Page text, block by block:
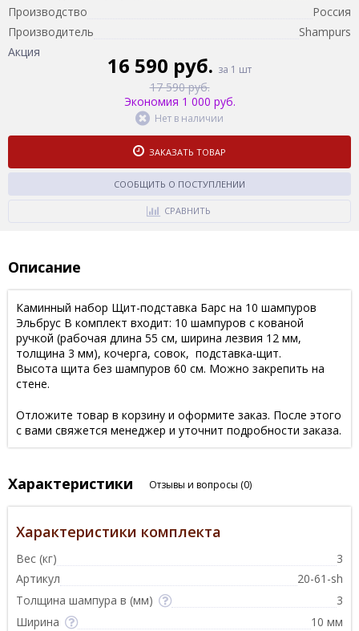
Производство
Россия
Производитель
Shampurs
Акция
16 590 руб. за 1 шт
17 590 руб.
Экономия 1 000 руб.
Нет в наличии
ЗАКАЗАТЬ ТОВАР
СООБЩИТЬ О ПОСТУПЛЕНИИ
СРАВНИТЬ
Описание
Каминный набор Щит-подставка Барс на 10 шампуров
Эльбрус В комплект входит: 10 шампуров с кованой
ручкой (рабочая длина 55 см, ширина лезвия 12 мм,
толщина 3 мм), кочерга, совок, подставка-щит.
Высота щита без шампуров 60 см. Можно закрепить на
стене.
Отложите товар в корзину и оформите заказ. После этого
с вами свяжется менеджер и уточнит подробности заказа.
Характеристики Отзывы и вопросы (0)
Характеристики комплекта
Вес (кг)
3
Артикул
20-61-sh
Толщина шампура в (мм)
3
Ширина
10 мм